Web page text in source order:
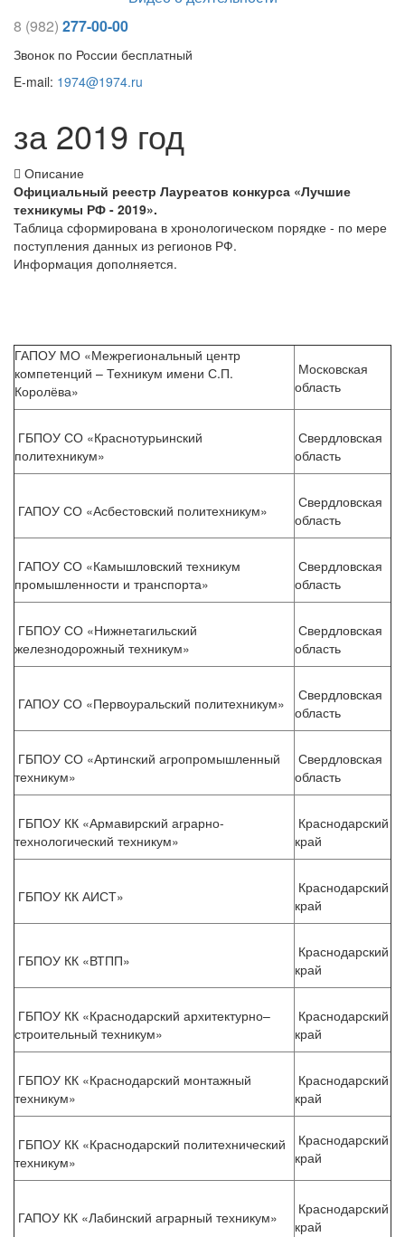
8 (982) 277-00-00
Звонок по России бесплатный
E-mail: 1974@1974.ru
за 2019 год
Описание
Официальный реестр Лауреатов конкурса «Лучшие
техникумы РФ - 2019».
Таблица сформирована в хронологическом порядке - по мере
поступления данных из регионов РФ.
Информация дополняется.
ГАПОУ МО «Межрегиональный центр
компетенций – Техникум имени С.П.
Королёва»
Московская
область
ГБПОУ СО «Краснотурьинский
политехникум»
Свердловская
область
ГАПОУ СО «Асбестовский политехникум»
Свердловская
область
ГАПОУ СО «Камышловский техникум
промышленности и транспорта»
Свердловская
область
ГБПОУ СО «Нижнетагильский
железнодорожный техникум»
Свердловская
область
ГАПОУ СО «Первоуральский политехникум»
Свердловская
область
ГБПОУ СО «Артинский агропромышленный
техникум»
Свердловская
область
ГБПОУ КК «Армавирский аграрно-
технологический техникум»
Краснодарский
край
ГБПОУ КК АИСТ»
Краснодарский
край
ГБПОУ КК «ВТПП»
Краснодарский
край
ГБПОУ КК «Краснодарский архитектурно–
строительный техникум»
Краснодарский
край
ГБПОУ КК «Краснодарский монтажный
техникум»
Краснодарский
край
ГБПОУ КК «Краснодарский политехнический
техникум»
Краснодарский
край
ГАПОУ КК «Лабинский аграрный техникум»
Краснодарский
край